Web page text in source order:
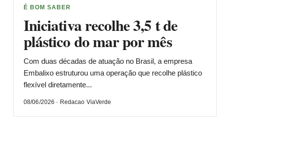
É BOM SABER
Iniciativa recolhe 3,5 t de
plástico do mar por mês
Com duas décadas de atuação no Brasil, a empresa
Embalixo estruturou uma operação que recolhe plástico
flexível diretamente...
08/06/2026 · Redacao ViaVerde